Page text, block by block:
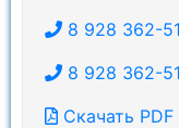
8 928 362-
8 928 362-
Скачать PDF